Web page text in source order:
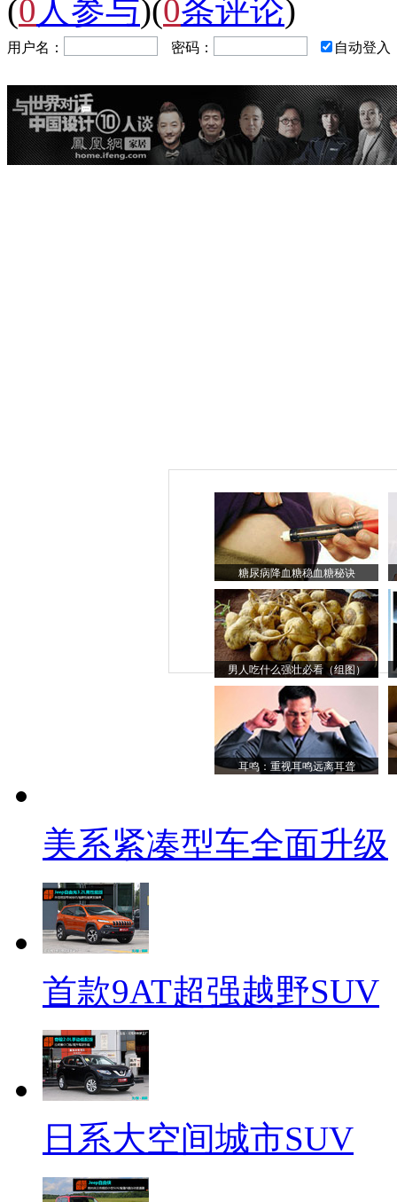
(0 人参与)(0条评论)
用户名： 密码： 自动登入
糖尿病降血糖稳血糖秘诀
男人吃什么强壮必看（组图）
耳鸣：重视耳鸣远离耳聋
美系紧凑型车全面升级
首款9AT超强越野SUV
日系大空间城市SUV